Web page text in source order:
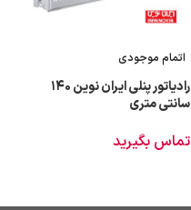
اتمام موجودی
رادیاتور پنلی ایران نوین 140
سانتی متری
تماس بگیرید